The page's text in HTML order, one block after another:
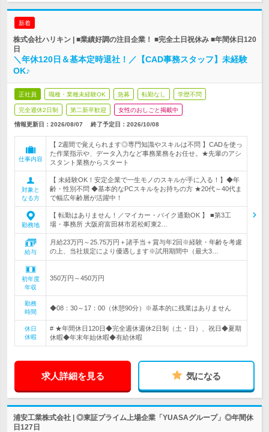
新着
株式会社ハリキン | ■業績好調の注目企業！ ■完全土日祝休み ■年間休日120
日
＼年休120日＆基本定時退社！／【CAD事務スタッフ】未経験
OK♪
正社員 職種・業種未経験OK 急募 転勤なし 学歴不問
完全週休2日制 第二新卒歓迎 女性のおしごと掲載中
情報更新日：2026/08/07 終了予定日： 2026/10/08
仕事内容
【 2週間で覚えられます◎専門知識やスキルは不問 】CADを使っ
た作業指示や、データ入力など事務業務をお任せ。★先輩のアシ
スタント業務からスタート
対象と
なる方
【 未経験OK！安定企業で一生モノのスキルが手に入る！】◆年
齢・性別不問 ◆基本的なPCスキルをお持ちの方 ★20代～40代ま
で幅広年齢層が活躍中！
勤務地
【 転勤はありません！／マイカー・バイク通勤OK 】 ■第3工
場・事務所 大阪府富田林市若松町東2…
給与
月給23万円～25.75万円＋諸手当＋賞与年2回※経験・年齢を考慮
の上、当社規定により優遇します※試用期間中（最大3…
初年度
年収
350万円～450万円
勤務
時間
◆08：30～17：00（休憩90分）※基本的に残業はありません
休日
休暇
# ★年間休日120日◆完全週休週休2日制（土・日）、祝日◆夏期
休暇◆年末年始休暇◆有給休暇
求人詳細を見る 気になる
浦安工業株式会社 | ◎東証プライム上場企業「YUASAグループ」◎年間休
日127日